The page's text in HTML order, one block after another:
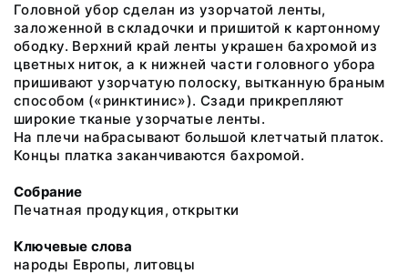
Головной убор сделан из узорчатой ленты,
заложенной в складочки и пришитой к картонному
ободку. Верхний край ленты украшен бахромой из
цветных ниток, а к нижней части головного убора
пришивают узорчатую полоску, вытканную браным
способом («ринктинис»). Сзади прикрепляют
широкие тканые узорчатые ленты.
На плечи набрасывают большой клетчатый платок.
Концы платка заканчиваются бахромой.
Собрание
Печатная продукция, открытки
Ключевые слова
народы Европы, литовцы